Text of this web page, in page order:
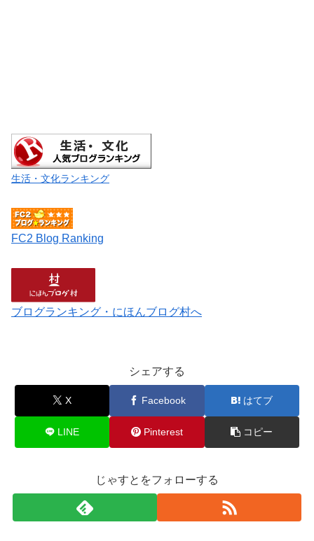
生活・文化ランキング
FC2 Blog Ranking
ブログランキング・にほんブログ村へ
シェアする
X Facebook はてブ
LINE Pinterest コピー
じゃすとをフォローする